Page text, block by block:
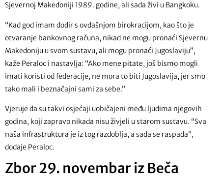
Sjevernoj Makedoniji 1989. godine, ali sada živi u Bangkoku.
“Kad god imam dodir s ovdašnjom birokracijom, kao što je
otvaranje bankovnog računa, nikad ne mogu pronaći Sjevernu
Makedoniju u svom sustavu, ali mogu pronaći Jugoslaviju”,
kaže Peraloc i nastavlja: “Ako mene pitate, još bismo mogli
imati koristi od federacije, ne mora to biti Jugoslavija, jer smo
tako mali i beznačajni sami za sebe.”
Vjeruje da su takvi osjećaji uobičajeni među ljudima njegovih
godina, koji zapravo nikada nisu živjeli u starom sustavu. “Sva
naša infrastruktura je iz tog razdoblja, a sada se raspada”,
dodaje Peraloc.
Zbor 29. novembar iz Beča